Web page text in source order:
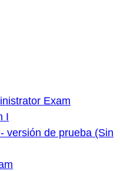
Exam
I
versión de prueba (Sin